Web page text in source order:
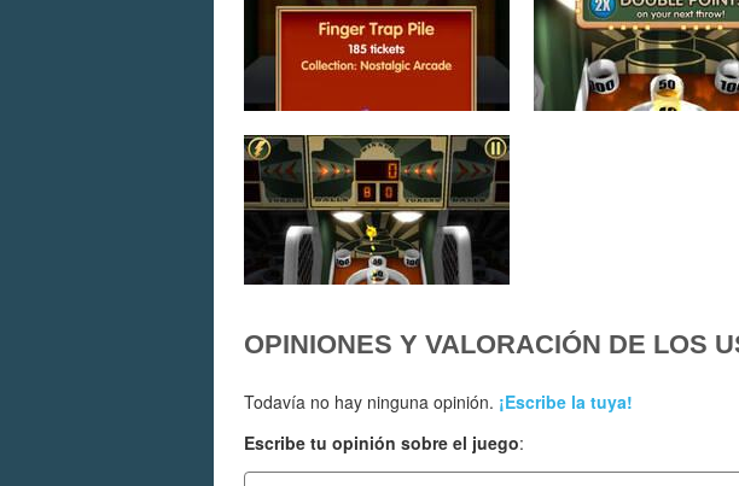
OPINIONES Y VALORACIÓN DE LOS
Todavía no hay ninguna opinión. ¡Escribe la tuya!
Escribe tu opinión sobre el juego: